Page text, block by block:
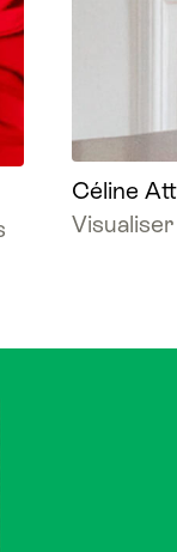
Céline